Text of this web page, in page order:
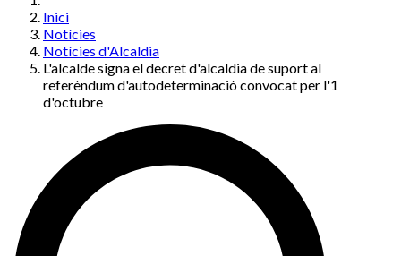
Inici
Notícies
Notícies d'Alcaldia
L'alcalde signa el decret d'alcaldia de suport al
referèndum d'autodeterminació convocat per l'1
d'octubre